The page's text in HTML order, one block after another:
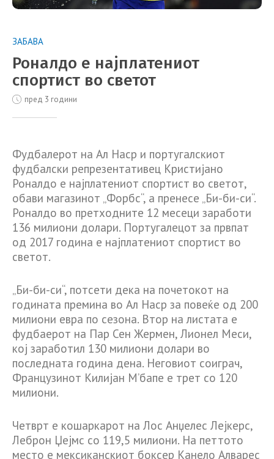
ЗАБАВА
Роналдо е најплатениот
спортист во светот
пред 3 години
Фудбалерот на Ал Наср и португалскиот
фудбалски репрезентативец Кристијано
Роналдо е најплатениот спортист во светот,
обави магазинот „Форбс“, а пренесе „Би-би-си“.
Роналдо во претходните 12 месеци заработи
136 милиони долари. Португалецот за првпат
од 2017 година е најплатениот спортист во
светот.
„Би-би-си“, потсети дека на почетокот на
годината премина во Ал Наср за повеќе од 200
милиони евра по сезона. Втор на листата е
фудбаерот на Пар Сен Жермен, Лионел Меси,
кој заработил 130 милиони долари во
последната година дена. Неговиот соиграч,
Французинот Килијан М’бапе е трет со 120
милиони.
Четврт е кошаркарот на Лос Анџелес Лејкерс,
Леброн Џејмс со 119,5 милиони. На петтото
место е мексиканскиот боксер Канело Алварес